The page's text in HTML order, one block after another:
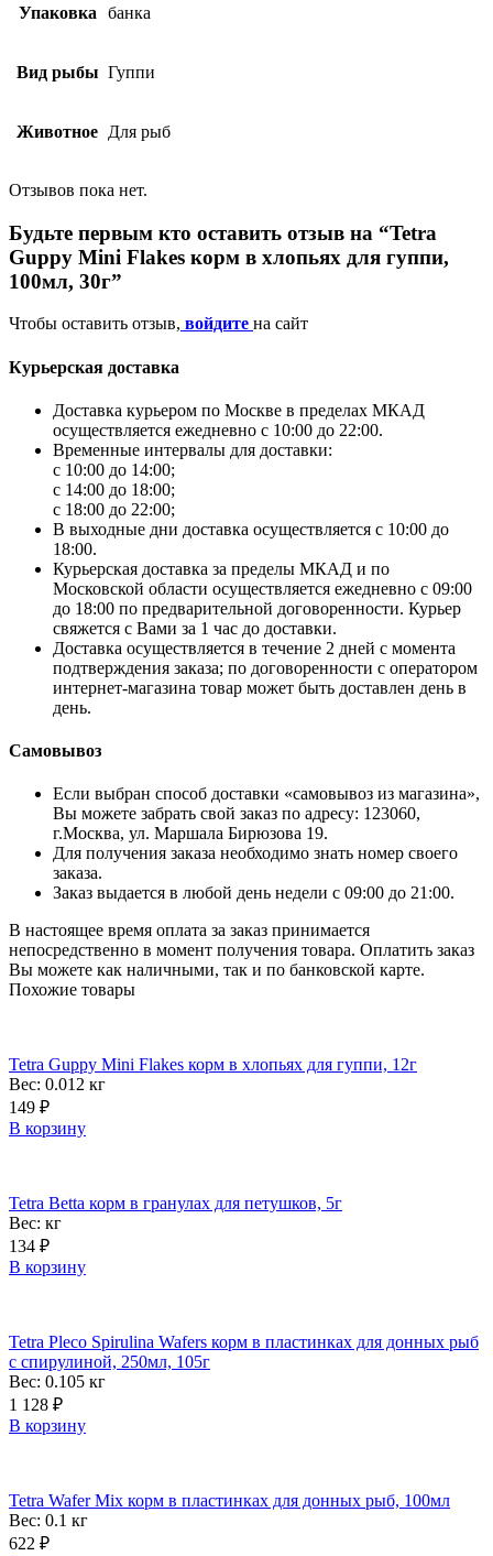
Упаковка банка
Вид рыбы Гуппи
Животное Для рыб
Отзывов пока нет.
Будьте первым кто оставить отзыв на “Tetra
Guppy Mini Flakes корм в хлопьях для гуппи,
100мл, 30г”
Чтобы оставить отзыв, войдите на сайт
Курьерская доставка
Доставка курьером по Москве в пределах МКАД
осуществляется ежедневно с 10:00 до 22:00.
Временные интервалы для доставки:
с 10:00 до 14:00;
с 14:00 до 18:00;
с 18:00 до 22:00;
В выходные дни доставка осуществляется с 10:00 до
18:00.
Курьерская доставка за пределы МКАД и по
Московской области осуществляется ежедневно с 09:00
до 18:00 по предварительной договоренности. Курьер
свяжется с Вами за 1 час до доставки.
Доставка осуществляется в течение 2 дней с момента
подтверждения заказа; по договоренности с оператором
интернет-магазина товар может быть доставлен день в
день.
Самовывоз
Если выбран способ доставки «самовывоз из магазина»,
Вы можете забрать свой заказ по адресу: 123060,
г.Москва, ул. Маршала Бирюзова 19.
Для получения заказа необходимо знать номер своего
заказа.
Заказ выдается в любой день недели с 09:00 до 21:00.
В настоящее время оплата за заказ принимается
непосредственно в момент получения товара. Оплатить заказ
Вы можете как наличными, так и по банковской карте.
Похожие товары
Tetra Guppy Mini Flakes корм в хлопьях для гуппи, 12г
Вес: 0.012 кг
149 ₽
В корзину
Tetra Betta корм в гранулах для петушков, 5г
Вес: кг
134 ₽
В корзину
Tetra Pleco Spirulina Wafers корм в пластинках для донных рыб
с спирулиной, 250мл, 105г
Вес: 0.105 кг
1 128 ₽
В корзину
Tetra Wafer Mix корм в пластинках для донных рыб, 100мл
Вес: 0.1 кг
622 ₽